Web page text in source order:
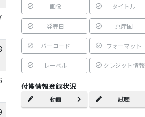
画像 タイトル
発売日 原産国
バーコード フォーマット
レーベル クレジット情報
付帯情報登録状況
動画 試聴